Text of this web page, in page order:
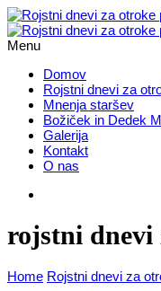
Menu
Domov
Rojstni dnevi za
Mnenja staršev
Božiček in Dedek
Galerija
Kontakt
O nas
rojstni dnevi
Home Rojstni dnevi za